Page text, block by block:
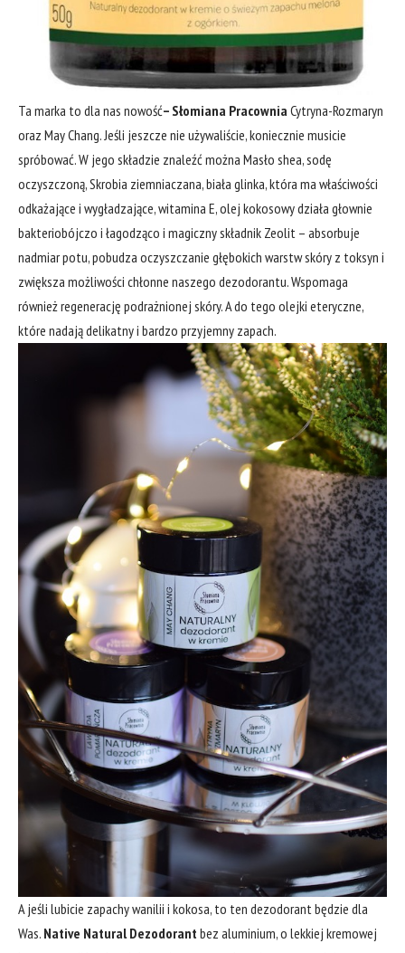
Ta marka to dla nas nowość– Słomiana Pracownia Cytryna-Rozmaryn
oraz May Chang. Jeśli jeszcze nie używaliście, koniecznie musicie
spróbować. W jego składzie znaleźć można Masło shea, sodę
oczyszczoną, Skrobia ziemniaczana, biała glinka, która ma właściwości
odkażające i wygładzające, witamina E, olej kokosowy działa głownie
bakteriobójczo i łagodząco i magiczny składnik Zeolit – absorbuje
nadmiar potu, pobudza oczyszczanie głębokich warstw skóry z toksyn i
zwiększa możliwości chłonne naszego dezodorantu. Wspomaga
również regenerację podrażnionej skóry. A do tego olejki eteryczne,
które nadają delikatny i bardzo przyjemny zapach.
A jeśli lubicie zapachy wanilii i kokosa, to ten dezodorant będzie dla
Was. Native Natural Dezodorant bez aluminium, o lekkiej kremowej